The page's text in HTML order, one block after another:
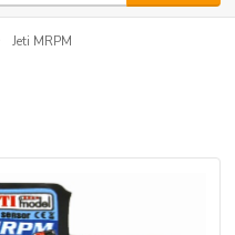
Jeti MRPM